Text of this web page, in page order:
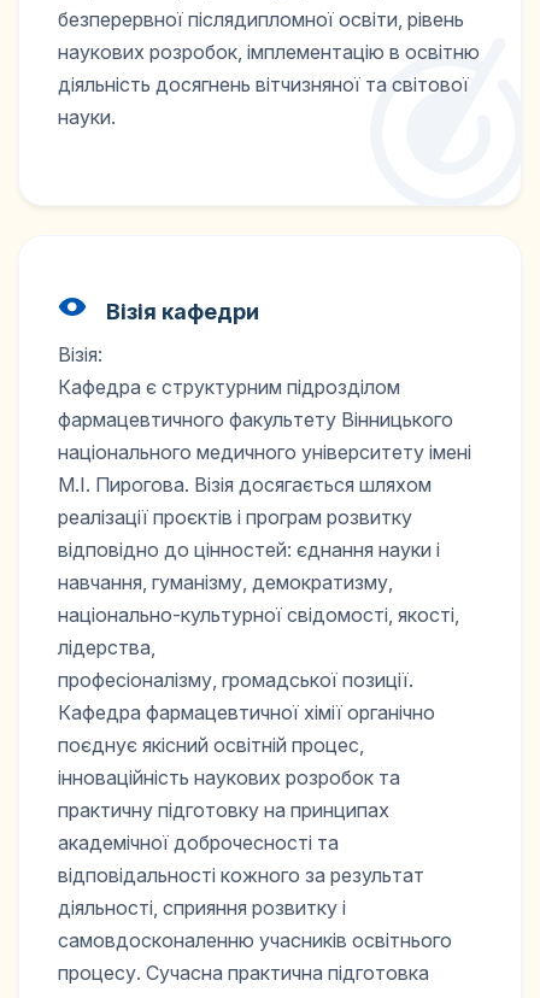
безперервної післядипломної освіти, рівень
наукових розробок, імплементацію в освітню
діяльність досягнень вітчизняної та світової
науки.
Візія кафедри
Візія:
Кафедра є структурним підрозділом
фармацевтичного факультету Вінницького
національного медичного університету імені
М.І. Пирогова. Візія досягається шляхом
реалізації проєктів і програм розвитку
відповідно до цінностей: єднання науки і
навчання, гуманізму, демократизму,
національно-культурної свідомості, якості,
лідерства,
професіоналізму, громадської позиції.
Кафедра фармацевтичної хімії органічно
поєднує якісний освітній процес,
інноваційність наукових розробок та
практичну підготовку на принципах
академічної доброчесності та
відповідальності кожного за результат
діяльності, сприяння розвитку і
самовдосконаленню учасників освітнього
процесу. Сучасна практична підготовка